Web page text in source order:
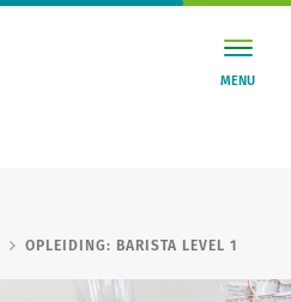
MENU
OPLEIDING: BARISTA LEVEL 1